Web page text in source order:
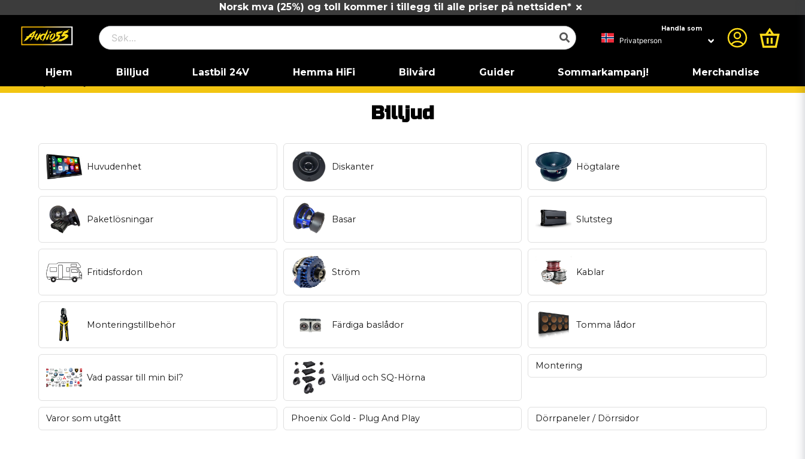
Norsk mva (25%) og toll kommer i tillegg til alle priser på nettsiden*
Handla som
Hjem Billjud Lastbil 24V Hemma HiFi Bilvård Guider Sommarkampanj! Merchandise
Billjud
Huvudenhet Diskanter Högtalare
Paketlösningar Basar Slutsteg
Fritidsfordon Ström Kablar
Monteringstillbehör Färdiga baslådor Tomma lådor
Vad passar till min bil? Välljud och SQ-Hörna
Montering
Varor som utgått Phoenix Gold - Plug And Play Dörrpaneler / Dörrsidor